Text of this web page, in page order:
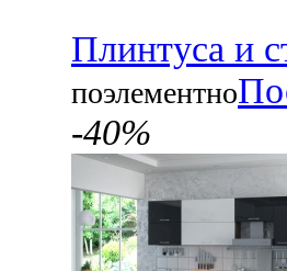
Плинтуса и
поэлементно
-40%